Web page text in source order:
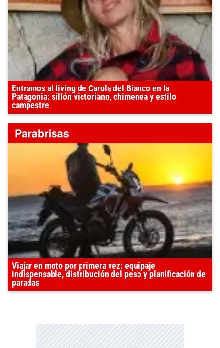
Entramos al living de Carola del Bianco en la
Patagonia: sillón victoriano, chimenea y estilo
campestre
Viajar en moto por primera vez: equipaje
indispensable, distribución del peso y planificación de
paradas